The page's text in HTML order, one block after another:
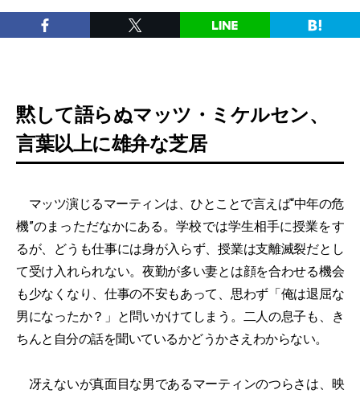
黙して語らぬマッツ・ミケルセン、
言葉以上に雄弁な芝居
マッツ演じるマーティンは、ひとことで言えば“中年の危
機”のまっただなかにある。学校では学生相手に授業をす
るが、どうも仕事には身が入らず、授業は支離滅裂だとし
て受け入れられない。夜勤が多い妻とは顔を合わせる機会
も少なくなり、仕事の不安もあって、思わず「俺は退屈な
男になったか？」と問いかけてしまう。二人の息子も、き
ちんと自分の話を聞いているかどうかさえわからない。
冴えないが真面目な男であるマーティンのつらさは、映